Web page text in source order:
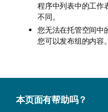
程序中列表中的工作
不同。
您无法在托管空间中
您可以发布组的内容。
本页面有帮助吗？